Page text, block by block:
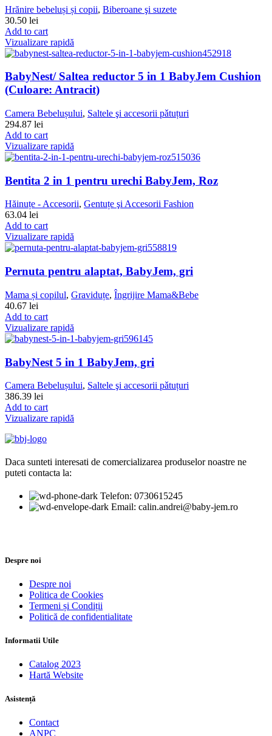
Hrănire bebeluși și copii, Biberoane şi suzete
30.50 lei
Add to cart
Vizualizare rapidă
BabyNest/ Saltea reductor 5 in 1 BabyJem Cushion
(Culoare: Antracit)
Camera Bebelușului, Saltele şi accesorii pǎtuțuri
294.87 lei
Add to cart
Vizualizare rapidă
Bentita 2 in 1 pentru urechi BabyJem, Roz
Hăinuțe - Accesorii, Gentuțe şi Accesorii Fashion
63.04 lei
Add to cart
Vizualizare rapidă
Pernuta pentru alaptat, BabyJem, gri
Mama și copilul, Graviduțe, Îngrijire Mama&Bebe
40.67 lei
Add to cart
Vizualizare rapidă
BabyNest 5 in 1 BabyJem, gri
Camera Bebelușului, Saltele şi accesorii pǎtuțuri
386.39 lei
Add to cart
Vizualizare rapidă
Daca sunteti interesati de comercializarea produselor noastre ne
puteti contacta la:
Telefon: 0730615245
Email: calin.andrei@baby-jem.ro
Despre noi
Despre noi
Politica de Cookies
Termeni și Condiții
Politică de confidentialitate
Informatii Utile
Catalog 2023
Hartă Website
Asistență
Contact
ANPC